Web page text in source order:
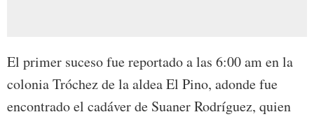
El primer suceso fue reportado a las 6:00 am en la
colonia Tróchez de la aldea El Pino, adonde fue
encontrado el cadáver de Suaner Rodríguez, quien